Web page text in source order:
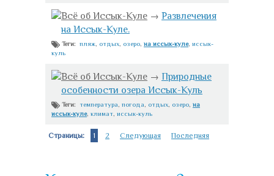
Всё об Иссык-Куле → Развлечения
на Иссык-Куле.
Теги: пляж отдых озеро на иссык-куле, иссык-
куль
Всё об Иссык-Куле → Природные
особенности озера Иссык-Куль
Теги: температура погода отдых озеро на
иссык-куле, климат иссык-куль
Страницы: 1 2 Следующая Последняя